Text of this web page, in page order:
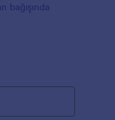
bağışında